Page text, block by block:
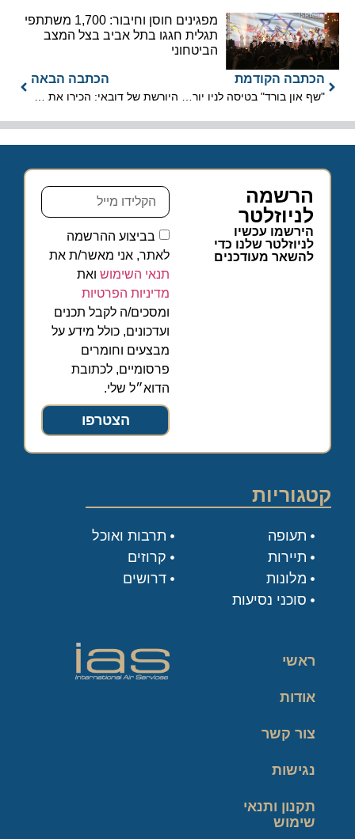
מפגינים חוסן וחיבור: 1,700 משתתפי
תגלית חגגו בתל אביב בצל המצב
הביטחוני
הכתבה הקודמת הכתבה הבאה
הרשמה
לניוזלטר
הירשמו עכשיו
לניוזלטר שלנו כדי
להשאר מעודכנים
בביצוע ההרשמה
לאתר, אני מאשר/ת את
תנאי השימוש ואת
מדיניות הפרטיות
ומסכים/ה לקבל תכנים
ועדכונים, כולל מידע על
מבצעים וחומרים
פרסומיים, לכתובת
הדוא״ל שלי.
הצטרפו
קטגוריות
תעופה
תיירות
מלונות
סוכני נסיעות
תרבות ואוכל
קרוזים
דרושים
ראשי
אודות
צור קשר
נגישות
תקנון ותנאי
שימוש